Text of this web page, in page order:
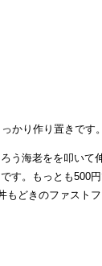
かり作り置きです。
う海老をを叩いて
す。もっとも500円
もどきのファスト